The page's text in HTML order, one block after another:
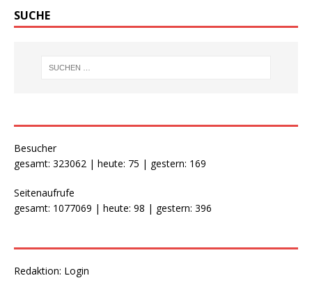
SUCHE
Besucher
gesamt: 323062 | heute: 75 | gestern: 169
Seitenaufrufe
gesamt: 1077069 | heute: 98 | gestern: 396
Redaktion: Login